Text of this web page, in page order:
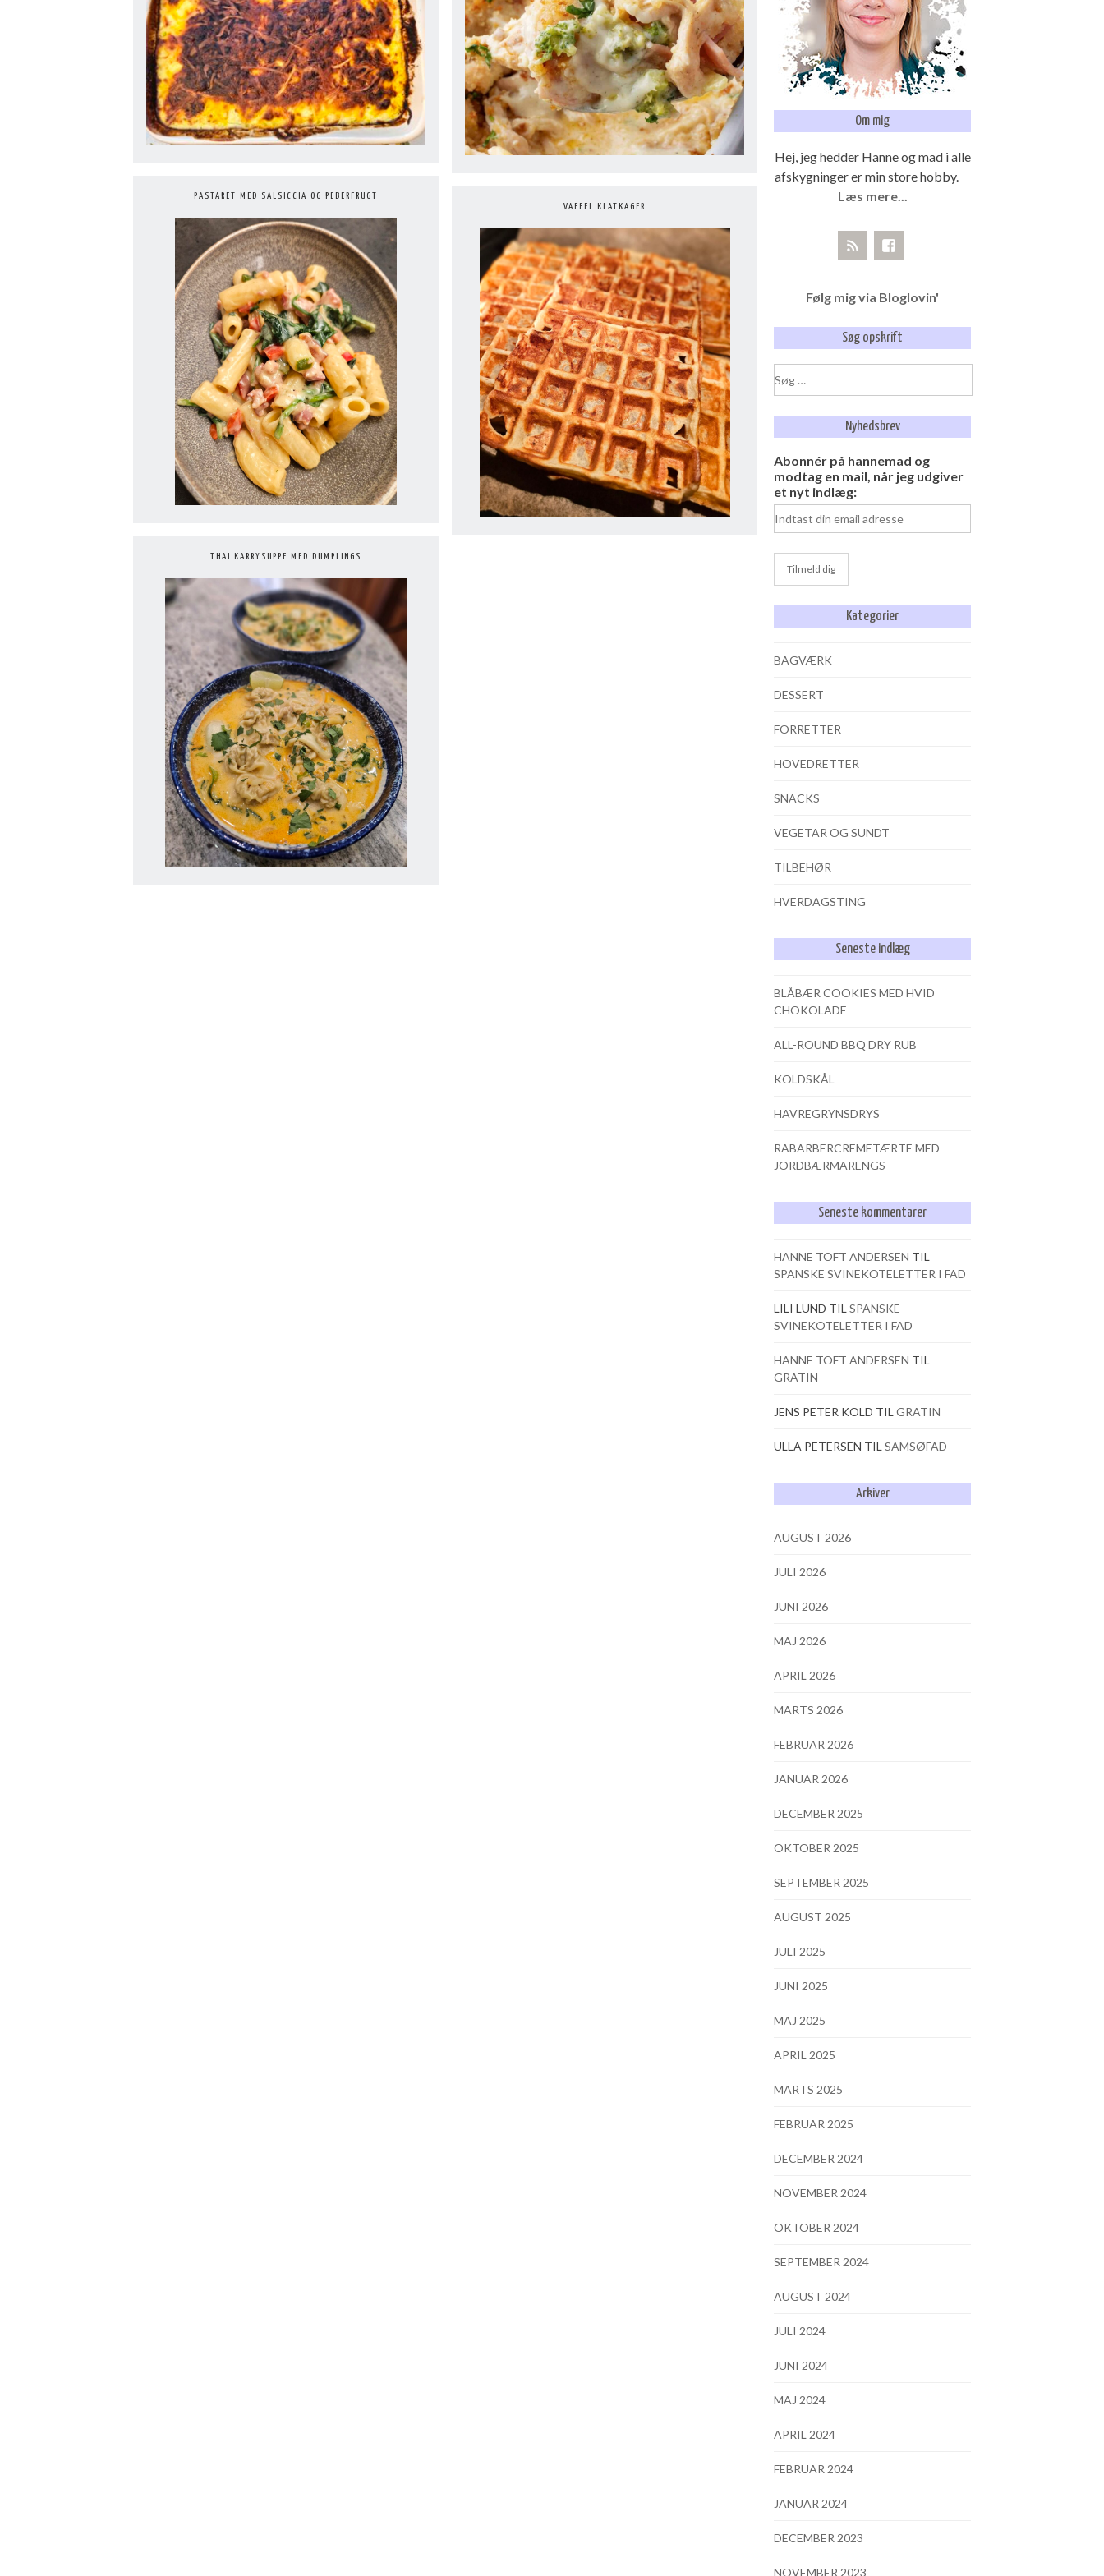
PASTARET MED SALSICCIA OG PEBERFRUGT
THAI KARRYSUPPE MED DUMPLINGS
VAFFEL KLATKAGER
Om mig
Hej, jeg hedder Hanne og mad i alle
afskygninger er min store hobby.
Læs mere...
Følg mig via Bloglovin'
Søg opskrift
Søg
efter:
Nyhedsbrev
Abonnér på hannemad og
modtag en mail, når jeg udgiver
et nyt indlæg:
Kategorier
BAGVÆRK
DESSERT
FORRETTER
HOVEDRETTER
SNACKS
VEGETAR OG SUNDT
TILBEHØR
HVERDAGSTING
Seneste indlæg
BLÅBÆR COOKIES MED HVID
CHOKOLADE
ALL-ROUND BBQ DRY RUB
KOLDSKÅL
HAVREGRYNSDRYS
RABARBERCREMETÆRTE MED
JORDBÆRMARENGS
Seneste kommentarer
HANNE TOFT ANDERSEN TIL
SPANSKE SVINEKOTELETTER I FAD
LILI LUND TIL SPANSKE
SVINEKOTELETTER I FAD
HANNE TOFT ANDERSEN TIL
GRATIN
JENS PETER KOLD TIL GRATIN
ULLA PETERSEN TIL SAMSØFAD
Arkiver
AUGUST 2026
JULI 2026
JUNI 2026
MAJ 2026
APRIL 2026
MARTS 2026
FEBRUAR 2026
JANUAR 2026
DECEMBER 2025
OKTOBER 2025
SEPTEMBER 2025
AUGUST 2025
JULI 2025
JUNI 2025
MAJ 2025
APRIL 2025
MARTS 2025
FEBRUAR 2025
DECEMBER 2024
NOVEMBER 2024
OKTOBER 2024
SEPTEMBER 2024
AUGUST 2024
JULI 2024
JUNI 2024
MAJ 2024
APRIL 2024
FEBRUAR 2024
JANUAR 2024
DECEMBER 2023
NOVEMBER 2023